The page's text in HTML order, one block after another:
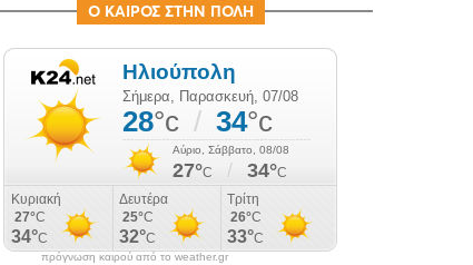
Ο ΚΑΙΡΟΣ ΣΤΗΝ ΠΟΛΗ
πρόγνωση καιρού από το weather.gr